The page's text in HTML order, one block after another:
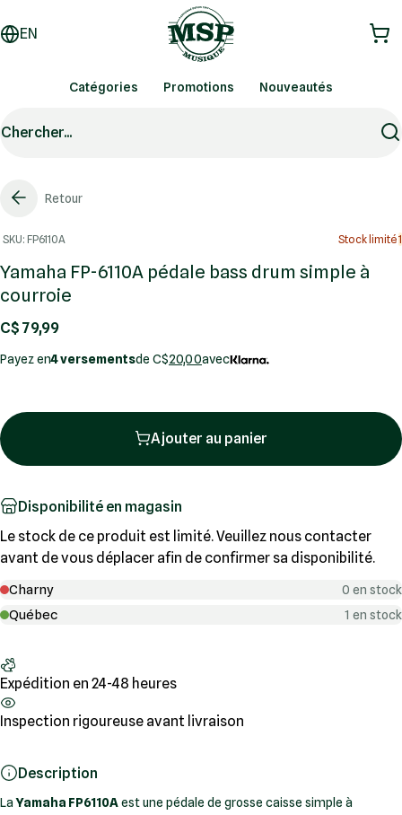
EN
Catégories Promotions Nouveautés
Chercher...
Retour
SKU: FP6110A Stock limité1
Yamaha FP-6110A pédale bass drum simple à
courroie
C$ 79,99
Payez en4 versementsde C$20,00avec
Ajouter au panier
Disponibilité en magasin
Le stock de ce produit est limité. Veuillez nous contacter
avant de vous déplacer afin de confirmer sa disponibilité.
Charny 0 en stock
Québec 1 en stock
Expédition en 24-48 heures
Inspection rigoureuse avant livraison
Description
LaYamaha FP6110Aest une pédale de grosse caisse simple à